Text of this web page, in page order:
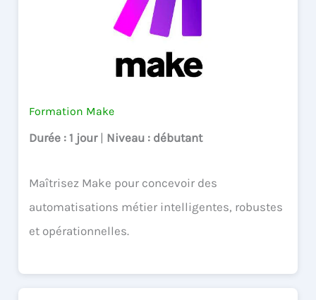
Formation Make
Durée : 1 jour | Niveau : débutant
Maîtrisez Make pour concevoir des
automatisations métier intelligentes, robustes
et opérationnelles.